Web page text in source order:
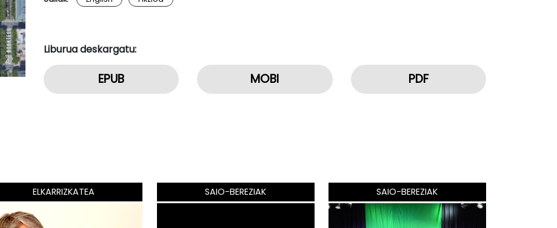
Liburua deskargatu:
EPUB MOBI PDF
ELKARRIZKATEA SAIO-BEREZIAK SAIO-BEREZIAK